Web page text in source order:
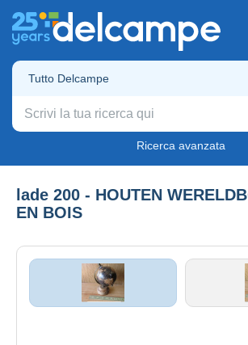
Tutto Delcampe
Ricerca avanzata
lade 200 - HOUTEN
EN BOIS